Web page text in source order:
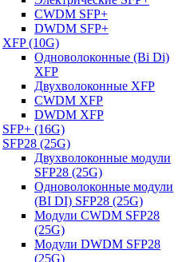
CWDM SFP+
DWDM SFP+
XFP (10G)
Одноволоконные (Bi Di)
XFP
Двухволоконные XFP
CWDM XFP
DWDM XFP
SFP+ (16G)
SFP28 (25G)
Двухволоконные модули
SFP28 (25G)
Одноволоконные модули
(BI DI) SFP28 (25G)
Модули CWDM SFP28
(25G)
Модули DWDM SFP28
(25G)